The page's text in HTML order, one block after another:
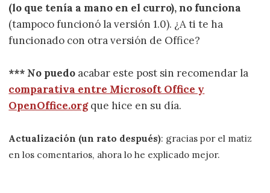
(lo que tenía a mano en el curro), no funciona
(tampoco funcionó la versión 1.0). ¿A ti te ha
funcionado con otra versión de Office?
*** No puedo acabar este post sin recomendar la
comparativa entre Microsoft Office y
OpenOffice.orgque hice en su día.
Actualización (un rato después): gracias por el matiz
en los comentarios, ahora lo he explicado mejor.